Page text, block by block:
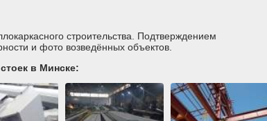
строительства. Подтверждением
и фото возведённых объектов.
в Минске: